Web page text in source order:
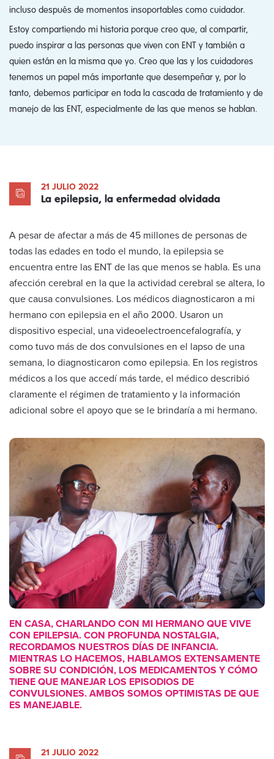
incluso después de momentos insoportables como cuidador.
Estoy compartiendo mi historia porque creo que, al compartir,
puedo inspirar a las personas que viven con ENT y también a
quien están en la misma que yo. Creo que las y los cuidadores
tenemos un papel más importante que desempeñar y, por lo
tanto, debemos participar en toda la cascada de tratamiento y de
manejo de las ENT, especialmente de las que menos se hablan.
21 JULIO 2022
La epilepsia, la enfermedad olvidada
A pesar de afectar a más de 45 millones de personas de
todas las edades en todo el mundo, la epilepsia se
encuentra entre las ENT de las que menos se habla. Es una
afección cerebral en la que la actividad cerebral se altera, lo
que causa convulsiones. Los médicos diagnosticaron a mi
hermano con epilepsia en el año 2000. Usaron un
dispositivo especial, una videoelectroencefalografía, y
como tuvo más de dos convulsiones en el lapso de una
semana, lo diagnosticaron como epilepsia. En los registros
médicos a los que accedí más tarde, el médico describió
claramente el régimen de tratamiento y la información
adicional sobre el apoyo que se le brindaría a mi hermano.
EN CASA, CHARLANDO CON MI HERMANO QUE VIVE
CON EPILEPSIA. CON PROFUNDA NOSTALGIA,
RECORDAMOS NUESTROS DÍAS DE INFANCIA.
MIENTRAS LO HACEMOS, HABLAMOS EXTENSAMENTE
SOBRE SU CONDICIÓN, LOS MEDICAMENTOS Y CÓMO
TIENE QUE MANEJAR LOS EPISODIOS DE
CONVULSIONES. AMBOS SOMOS OPTIMISTAS DE QUE
ES MANEJABLE.
21 JULIO 2022